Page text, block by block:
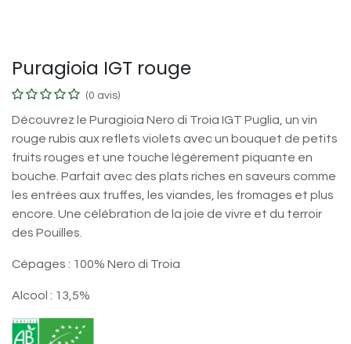
Puragioia IGT rouge
(0 avis)
Découvrez le Puragioia Nero di Troia IGT Puglia, un vin
rouge rubis aux reflets violets avec un bouquet de petits
fruits rouges et une touche légèrement piquante en
bouche. Parfait avec des plats riches en saveurs comme
les entrées aux truffes, les viandes, les fromages et plus
encore. Une célébration de la joie de vivre et du terroir
des Pouilles.
Cépages : 100% Nero di Troia
Alcool : 13,5%